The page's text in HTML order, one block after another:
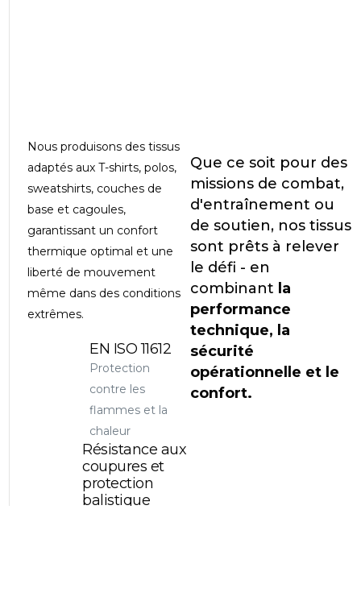
Nous produisons des tissus
adaptés aux T-shirts, polos,
sweatshirts, couches de
base et cagoules,
garantissant un confort
thermique optimal et une
liberté de mouvement
même dans des conditions
extrêmes.
EN ISO 11612
Protection
contre les
flammes et la
chaleur
Résistance aux
coupures et
protection
balistique
Que ce soit pour des
missions de combat,
d'entraînement ou
de soutien, nos tissus
sont prêts à relever
le défi - en
combinant la
performance
technique, la
sécurité
opérationnelle et le
confort.